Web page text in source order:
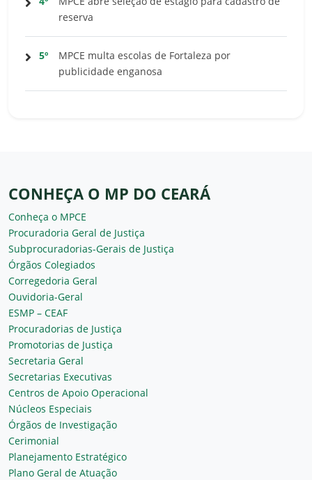
reserva
5º
MPCE multa escolas de Fortaleza por
publicidade enganosa
CONHEÇA O MP DO CEARÁ
Conheça o MPCE
Procuradoria Geral de Justiça
Subprocuradorias-Gerais de Justiça
Órgãos Colegiados
Corregedoria Geral
Ouvidoria-Geral
ESMP – CEAF
Procuradorias de Justiça
Promotorias de Justiça
Secretaria Geral
Secretarias Executivas
Centros de Apoio Operacional
Núcleos Especiais
Órgãos de Investigação
Cerimonial
Planejamento Estratégico
Plano Geral de Atuação